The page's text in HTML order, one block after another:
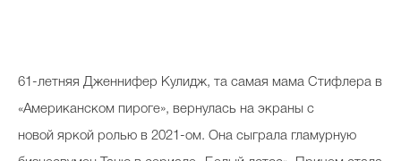
61-летняя Дженнифер Кулидж, та самая мама Стифлера в
«Американском пироге», вернулась на экраны с
новой яркой ролью в 2021-ом. Она сыграла гламурную